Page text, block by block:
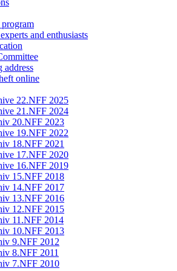
and enthusiasts
address
online
22.NFF 2025
21.NFF 2024
20.NFF 2023
19.NFF 2022
18.NFF 2021
17.NFF 2020
16.NFF 2019
15.NFF 2018
14.NFF 2017
13.NFF 2016
12.NFF 2015
11.NFF 2014
10.NFF 2013
9.NFF 2012
8.NFF 2011
7.NFF 2010